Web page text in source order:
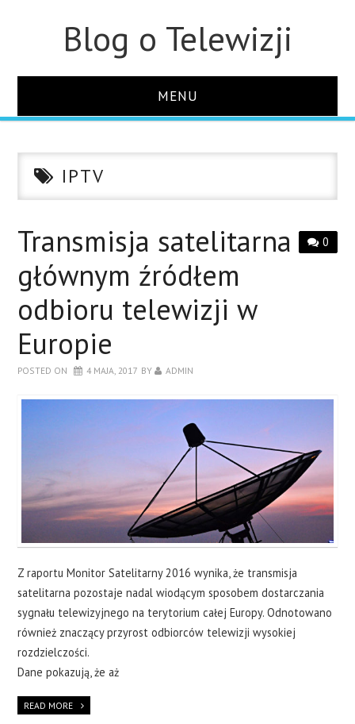
Blog o Telewizji
MENU
O STRONIEIPTV
0
Transmisja satelitarna
głównym źródłem
odbioru telewizji w
Europie
POSTED ON 4 MAJA, 2017 BY ADMIN
Z raportu Monitor Satelitarny 2016 wynika, że transmisja
satelitarna pozostaje nadal wiodącym sposobem dostarczania
sygnału telewizyjnego na terytorium całej Europy. Odnotowano
również znaczący przyrost odbiorców telewizji wysokiej
rozdzielczości.
Dane pokazują, że aż
READ MORE